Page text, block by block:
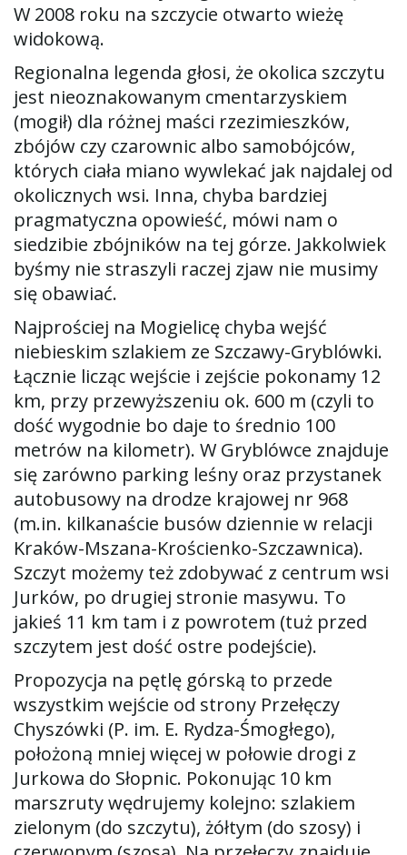
W 2008 roku na szczycie otwarto wieżę
widokową.
Regionalna legenda głosi, że okolica szczytu
jest nieoznakowanym cmentarzyskiem
(mogił) dla różnej maści rzezimieszków,
zbójów czy czarownic albo samobójców,
których ciała miano wywlekać jak najdalej od
okolicznych wsi. Inna, chyba bardziej
pragmatyczna opowieść, mówi nam o
siedzibie zbójników na tej górze. Jakkolwiek
byśmy nie straszyli raczej zjaw nie musimy
się obawiać.
Najprościej na Mogielicę chyba wejść
niebieskim szlakiem ze Szczawy-Gryblówki.
Łącznie licząc wejście i zejście pokonamy 12
km, przy przewyższeniu ok. 600 m (czyli to
dość wygodnie bo daje to średnio 100
metrów na kilometr). W Gryblówce znajduje
się zarówno parking leśny oraz przystanek
autobusowy na drodze krajowej nr 968
(m.in. kilkanaście busów dziennie w relacji
Kraków-Mszana-Krościenko-Szczawnica).
Szczyt możemy też zdobywać z centrum wsi
Jurków, po drugiej stronie masywu. To
jakieś 11 km tam i z powrotem (tuż przed
szczytem jest dość ostre podejście).
Propozycja na pętlę górską to przede
wszystkim wejście od strony Przełęczy
Chyszówki (P. im. E. Rydza-Śmogłego),
położoną mniej więcej w połowie drogi z
Jurkowa do Słopnic. Pokonując 10 km
marszruty wędrujemy kolejno: szlakiem
zielonym (do szczytu), żółtym (do szosy) i